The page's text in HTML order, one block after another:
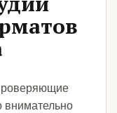
внимательно